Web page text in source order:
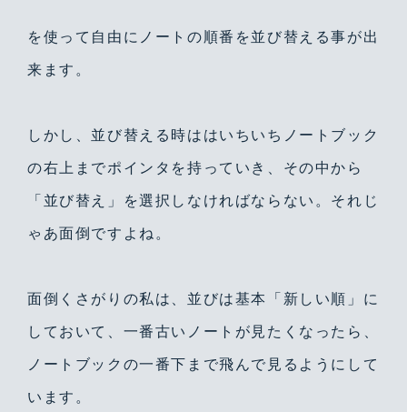
を使って自由にノートの順番を並び替える事が出
来ます。
しかし、並び替える時ははいちいちノートブック
の右上までポインタを持っていき、その中から
「並び替え」を選択しなければならない。それじ
ゃあ面倒ですよね。
面倒くさがりの私は、並びは基本「新しい順」に
しておいて、一番古いノートが見たくなったら、
ノートブックの一番下まで飛んで見るようにして
います。